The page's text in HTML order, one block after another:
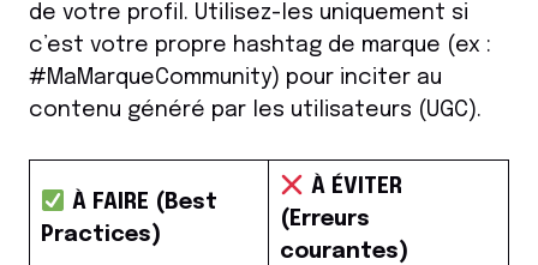
de votre profil. Utilisez-les uniquement si
c’est votre propre hashtag de marque (ex :
#MaMarqueCommunity) pour inciter au
contenu généré par les utilisateurs (UGC).
À FAIRE (Best
Practices)
À ÉVITER
(Erreurs
courantes)